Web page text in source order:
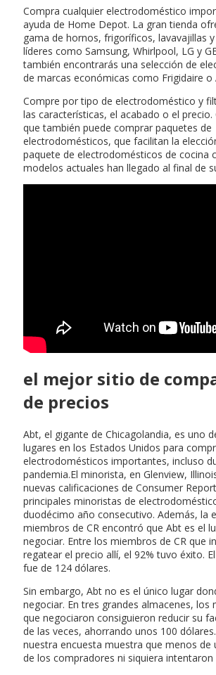
Compra cualquier electrodoméstico
ayuda de Home Depot. La gran tienda
gama de hornos, frigoríficos, lavavajillas
líderes como Samsung, Whirlpool, LG y
también encontrarás una selección de
de marcas económicas como Frigidaire o
Compre por tipo de electrodoméstico y
las características, el acabado o el precio.
que también puede comprar paquetes de
electrodomésticos, que facilitan la
paquete de electrodomésticos de cocina
modelos actuales han llegado al final de
el mejor sitio de
de precios
Abt, el gigante de Chicagolandia, es uno
lugares en los Estados Unidos para
electrodomésticos importantes, incluso
pandemia.El minorista, en Glenview,
nuevas calificaciones de Consumer
principales minoristas de
duodécimo año consecutivo. Además, la
miembros de CR encontró que Abt es el
negociar. Entre los miembros de CR que
regatear el precio allí, el 92% tuvo éxito.
fue de 124 dólares.
Sin embargo, Abt no es el único lugar
negociar. En tres grandes almacenes, los
que negociaron consiguieron reducir su
de las veces, ahorrando unos 100
nuestra encuesta muestra que menos de
de los compradores ni siquiera intentaron